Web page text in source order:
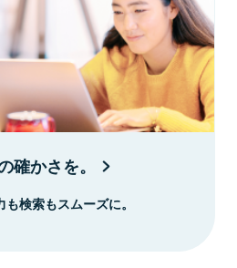
確かさを。
検索もスムーズに。